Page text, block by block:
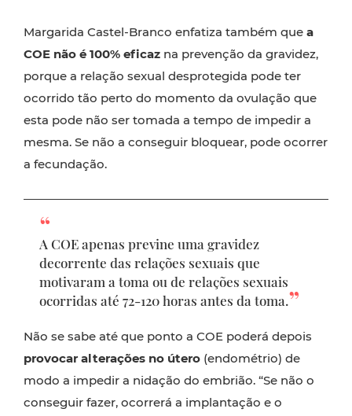
Margarida Castel-Branco enfatiza também que a
COE não é 100% eficaz na prevenção da gravidez,
porque a relação sexual desprotegida pode ter
ocorrido tão perto do momento da ovulação que
esta pode não ser tomada a tempo de impedir a
mesma. Se não a conseguir bloquear, pode ocorrer
a fecundação.
A COE apenas previne uma gravidez
decorrente das relações sexuais que
motivaram a toma ou de relações sexuais
ocorridas até 72-120 horas antes da toma.
Não se sabe até que ponto a COE poderá depois
provocar alterações no útero (endométrio) de
modo a impedir a nidação do embrião. “Se não o
conseguir fazer, ocorrerá a implantação e o